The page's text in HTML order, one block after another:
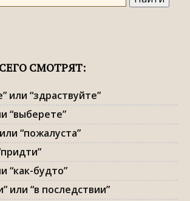
СМОТРЯТ:
или “здраствуйте”
“выберете”
“пожалуста”
“как-будто”
или “в последствии”